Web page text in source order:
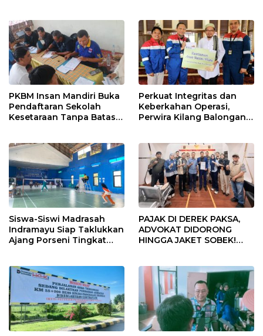
PKBM Insan Mandiri Buka
Pendaftaran Sekolah
Kesetaraan Tanpa Batas
Perkuat Integritas dan
Keberkahan Operasi,
Perwira Kilang Balongan
Siswa-Siswi Madrasah
Indramayu Siap Taklukkan
Ajang Porseni Tingkat
PAJAK DI DEREK PAKSA,
ADVOKAT DIDORONG
HINGGA JAKET SOBEK!
Pekanbaru!